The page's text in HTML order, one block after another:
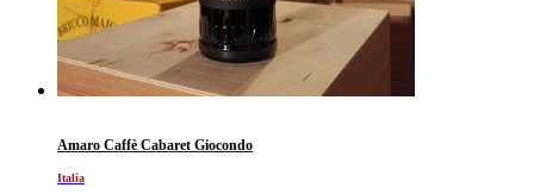
Amaro Caffè Cabaret Giocondo
Italia